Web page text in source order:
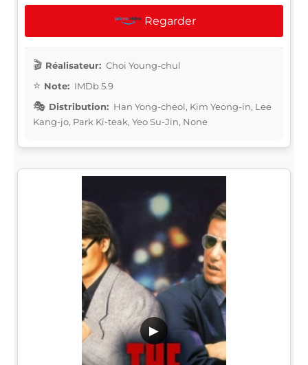
Regarder
Réalisateur: Choi Young-chul
Note: IMDb 5.9
Distribution: Han Yong-cheol, Kim Yeong-in, Lee
Kang-jo, Park Ki-teak, Yeo Su-Jin, None
▶